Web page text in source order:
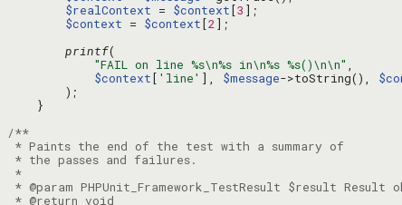
$realContext = $context[3
$context = $context[2
printf
"FAIL on line %s\n%s in\n%s %s()\n\n"
$context[ 'line' ], $message->toString(),